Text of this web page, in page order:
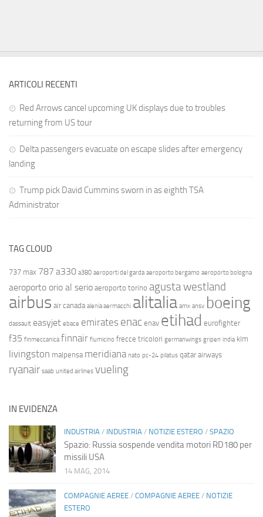
ARTICOLI RECENTI
Red Arrows cancel upcoming UK displays due to troubles
returning from US tour
Delta passengers evacuate on escape slides after emergency
landing
Trump pick David Cummins sworn in as eighth TSA
Administrator
TAG CLOUD
737 max 787 a330 a380 aeroporti del garda aeroporto bergamo aeroporto bologna
aeroporto orio al serio aeroporto torino agusta westland
airbus air canada alenia aermacchi alitalia amx ansv boeing
dassault easyjet ebace emirates enac enav etihad eurofighter
f35 finmeccanica finnair fiumicino frecce tricolori germanwings gripen india klm
livingston malpensa meridiana nato pc-24 pilatus qatar airways
ryanair saab united airlines vueling
IN EVIDENZA
INDUSTRIA / INDUSTRIA / NOTIZIE ESTERO / SPAZIO
Spazio: Russia sospende vendita motori RD180 per
missili USA
14 MAG, 2014
COMPAGNIE AEREE / COMPAGNIE AEREE / NOTIZIE
ESTERO